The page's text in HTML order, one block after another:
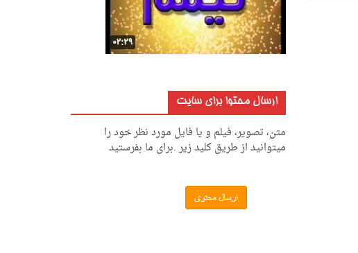
ارسال محتوا برای سایت
متن، تصویر، فیلم و یا فایل مورد نظر خود را
میتوانید از طریق کلید زیر .برای ما بفرستید